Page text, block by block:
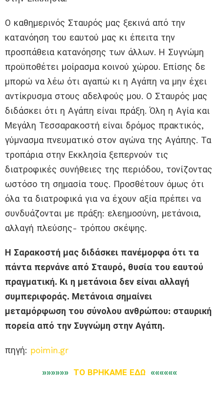
Ο καθημερινός Σταυρός μας ξεκινά από την
κατανόηση του εαυτού μας κι έπειτα την
προσπάθεια κατανόησης των άλλων. Η Συγνώμη
προϋποθέτει μοίρασμα κοινού χώρου. Επίσης δε
μπορώ να λέω ότι αγαπώ κι η Αγάπη να μην έχει
αντίκρυσμα στους αδελφούς μου. Ο Σταυρός μας
διδάσκει ότι η Αγάπη είναι πράξη. Όλη η Αγία και
Μεγάλη Τεσσαρακοστή είναι δρόμος πρακτικός,
γύμνασμα πνευματικό στον αγώνα της Αγάπης. Τα
τροπάρια στην Εκκλησία ξεπερνούν τις
διατροφικές συνήθειες της περιόδου, τονίζοντας
ωστόσο τη σημασία τους. Προσθέτουν όμως ότι
όλα τα διατροφικά για να έχουν αξία πρέπει να
συνδυάζονται με πράξη: ελεημοσύνη, μετάνοια,
αλλαγή πλεύσης- τρόπου σκέψης.
Η Σαρακοστή μας διδάσκει πανέμορφα ότι τα
πάντα περνάνε από Σταυρό, θυσία του εαυτού
πραγματική. Κι η μετάνοια δεν είναι αλλαγή
συμπεριφοράς. Μετάνοια σημαίνει
μεταμόρφωση του σύνολου ανθρώπου: σταυρική
πορεία από την Συγνώμη στην Αγάπη.
πηγή: poimin.gr
»»»»»» ΤΟ ΒΡΗΚΑΜΕ ΕΔΩ ««««««